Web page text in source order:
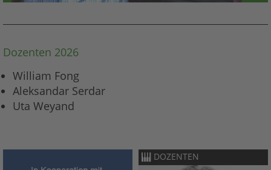
Dozenten 2026
William Fong
Aleksandar Serdar
Uta Weyand
DOZENTEN